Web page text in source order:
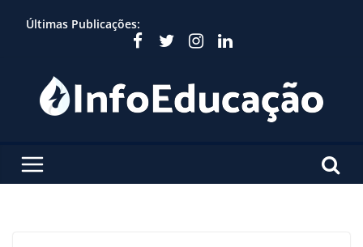
Últimas Publicações: